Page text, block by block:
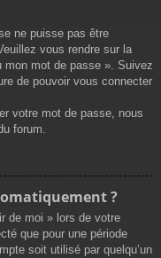
ne puisse pas être
vous rendre sur la
mon mot de passe ». Suivez
de pouvoir vous connecter
votre mot de passe, nous
forum.
?
de moi » lors de votre
que pour une période
soit utilisé par quelqu’un